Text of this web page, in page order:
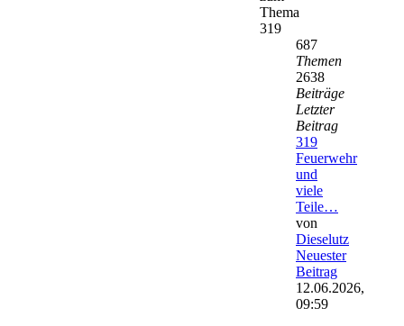
Thema
319
687
Themen
2638
Beiträge
Letzter
Beitrag
319
Feuerwehr
und
viele
Teile…
von
Dieselutz
Neuester
Beitrag
12.06.2026,
09:59